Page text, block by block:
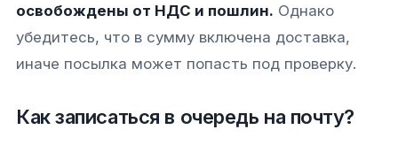
освобождены от НДС и пошлин. Однако
убедитесь, что в сумму включена доставка,
иначе посылка может попасть под проверку.
Как записаться в очередь на почту?